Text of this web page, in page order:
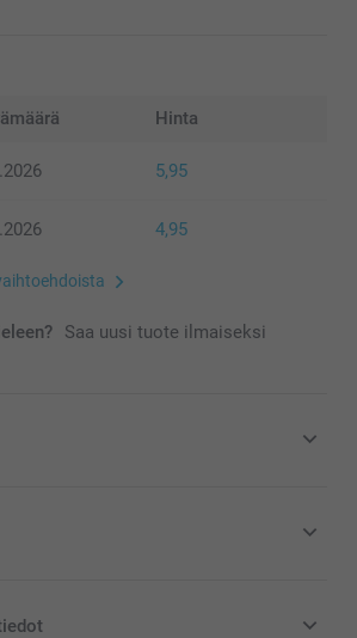
Hinta
5,95
4,95
Saa uusi tuote ilmaiseksi
sisältävät arvonlisäveron ja